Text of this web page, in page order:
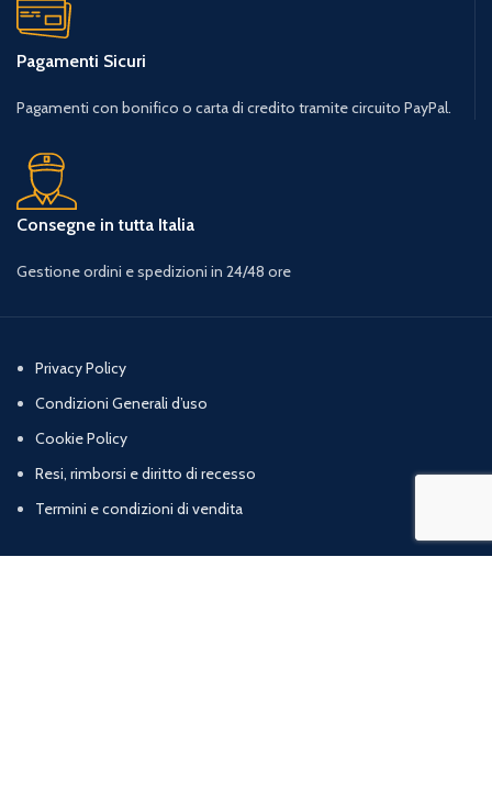
Pagamenti Sicuri
Pagamenti con bonifico o carta di credito tramite circuito PayPal.
Consegne in tutta Italia
Gestione ordini e spedizioni in 24/48 ore
Privacy Policy
Condizioni Generali d’uso
Cookie Policy
Resi, rimborsi e diritto di recesso
Termini e condizioni di vendita